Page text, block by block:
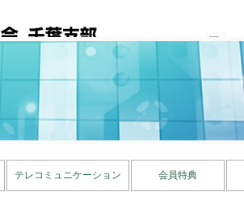
訪問者数 ：
テレコミュニケーション 会員特典